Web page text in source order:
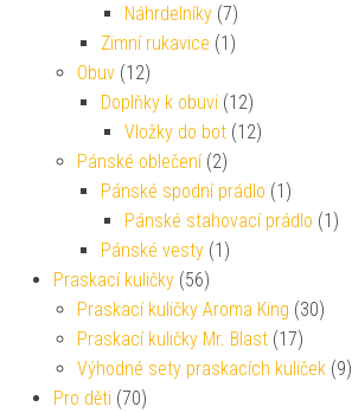
Náhrdelníky (7)
Zimní rukavice (1)
Obuv (12)
Doplňky k obuvi (12)
Vložky do bot (12)
Pánské oblečení (2)
Pánské spodní prádlo (1)
Pánské stahovací prádlo (1)
Pánské vesty (1)
Praskací kuličky (56)
Praskací kuličky Aroma King (30)
Praskací kuličky Mr. Blast (17)
Výhodné sety praskacích kuliček (9)
Pro děti (70)